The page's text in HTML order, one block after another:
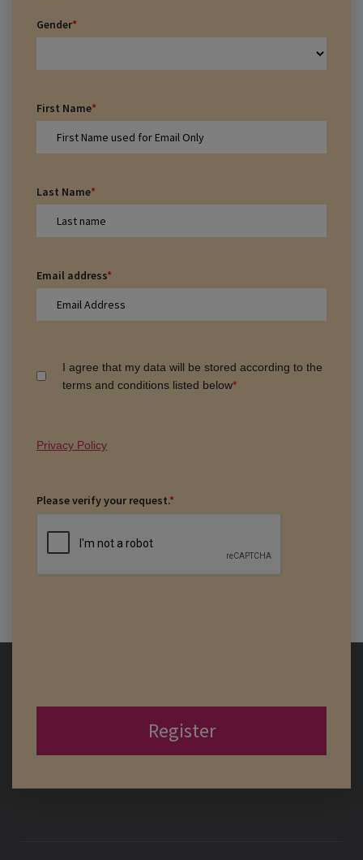
Gender*
First Name*
Last Name*
Email address*
I agree that my data will be stored according to the
terms and conditions listed below*
Privacy Policy
Please verify your request.*
Register